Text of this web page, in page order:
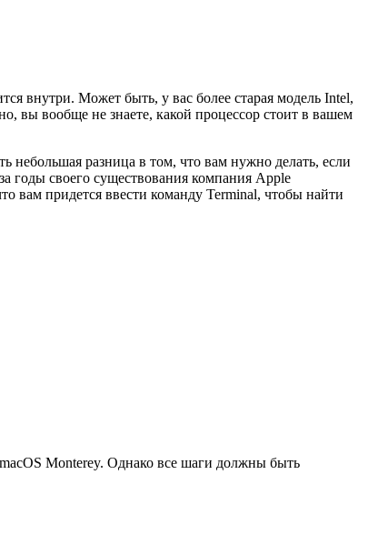
внутри. Может быть, у вас более старая модель Intel,
вы вообще не знаете, какой процессор стоит в вашем
небольшая разница в том, что вам нужно делать, если
годы своего существования компания Apple
вам придется ввести команду Terminal, чтобы найти
Monterey. Однако все шаги должны быть